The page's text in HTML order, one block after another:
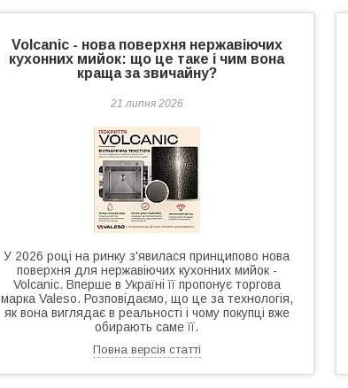
Volcanic - нова поверхня нержавіючих
кухонних мийок: що це таке і чим вона
краща за звичайну?
21 липня 2026
У 2026 році на ринку з'явилася принципово нова
поверхня для нержавіючих кухонних мийок -
Volcanic. Вперше в Україні її пропонує торгова
марка Valeso. Розповідаємо, що це за технологія,
як вона виглядає в реальності і чому покупці вже
обирають саме її.
Повна версія статті